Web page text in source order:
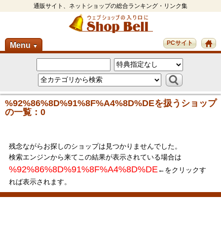
通販サイト、ネットショップの総合ランキング・リンク集
Menu ▼ PCサイト
%92%86%8D%91%8F%A4%8D%DEを扱うショップ
の一覧：0
残念ながらお探しのショップは見つかりませんでした。
検索エンジンから来てこの結果が表示されている場合は
%92%86%8D%91%8F%A4%8D%DE←をクリックす
れば表示されます。